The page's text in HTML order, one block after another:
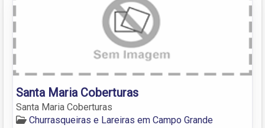
Santa Maria Coberturas
Santa Maria Coberturas
Churrasqueiras e Lareiras em Campo Grande